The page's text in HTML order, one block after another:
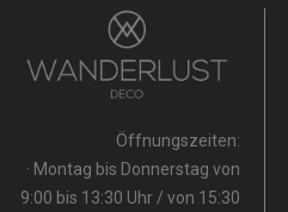
Öffnungszeiten:
· Montag bis Donnerstag von
9:00 bis 13:30 Uhr / von 15:30